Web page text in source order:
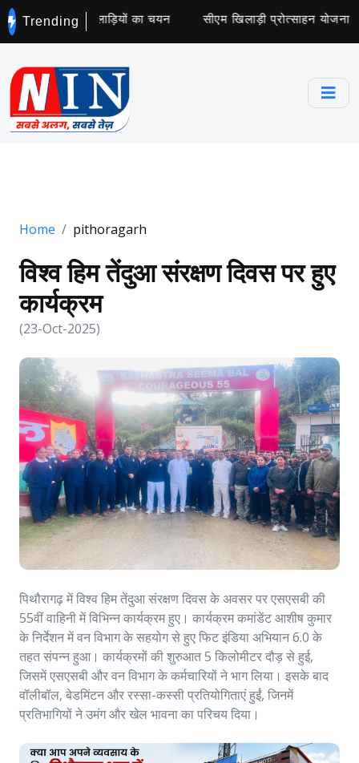
Trending
के लिए 5 खिलाड़ियों का चयन सीएम खिलाड़ी प्रोत्साहन योजना
Home pithoragarh
विश्व हिम तेंदुआ संरक्षण दिवस पर हुए
कार्यक्रम
(23-Oct-2025)
पिथौरागढ़ में विश्व हिम तेंदुआ संरक्षण दिवस के अवसर पर एसएसबी की
55वीं वाहिनी में विभिन्न कार्यक्रम हुए। कार्यक्रम कमांडेंट आशीष कुमार
के निर्देशन में वन विभाग के सहयोग से हुए फिट इंडिया अभियान 6.0 के
तहत संपन्न हुआ। कार्यक्रमों की शुरुआत 5 किलोमीटर दौड़ से हुई,
जिसमें एसएसबी और वन विभाग के कर्मचारियों ने भाग लिया। इसके बाद
वॉलीबॉल, बेडमिंटन और रस्सा-कस्सी प्रतियोगिताएं हुईं, जिनमें
प्रतिभागियों ने उमंग और खेल भावना का परिचय दिया।